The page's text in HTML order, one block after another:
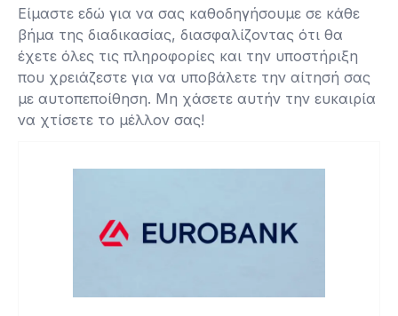
Είμαστε εδώ για να σας καθοδηγήσουμε σε κάθε
βήμα της διαδικασίας, διασφαλίζοντας ότι θα
έχετε όλες τις πληροφορίες και την υποστήριξη
που χρειάζεστε για να υποβάλετε την αίτησή σας
με αυτοπεποίθηση. Μη χάσετε αυτήν την ευκαιρία
να χτίσετε το μέλλον σας!